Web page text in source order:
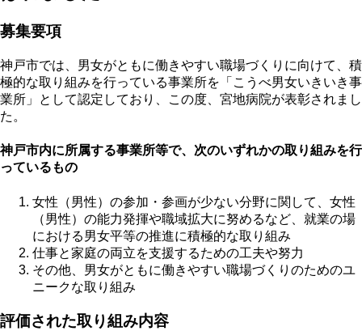
募集要項
神戸市では、男女がともに働きやすい職場づくりに向けて、積
極的な取り組みを行っている事業所を「こうべ男女いきいき事
業所」として認定しており、この度、宮地病院が表彰されまし
た。
神戸市内に所属する事業所等で、次のいずれかの取り組みを行
っているもの
女性（男性）の参加・参画が少ない分野に関して、女性
（男性）の能力発揮や職域拡大に努めるなど、就業の場
における男女平等の推進に積極的な取り組み
仕事と家庭の両立を支援するための工夫や努力
その他、男女がともに働きやすい職場づくりのためのユ
ニークな取り組み
評価された取り組み内容